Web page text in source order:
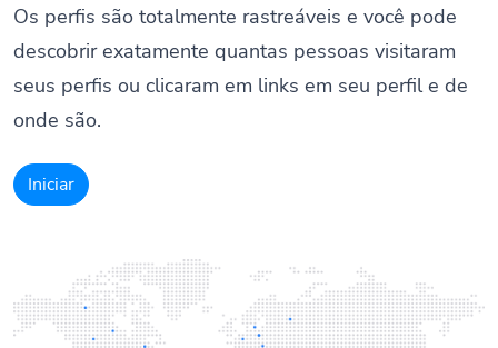
Os perfis são totalmente rastreáveis e você pode
descobrir exatamente quantas pessoas visitaram
seus perfis ou clicaram em links em seu perfil e de
onde são.
Iniciar